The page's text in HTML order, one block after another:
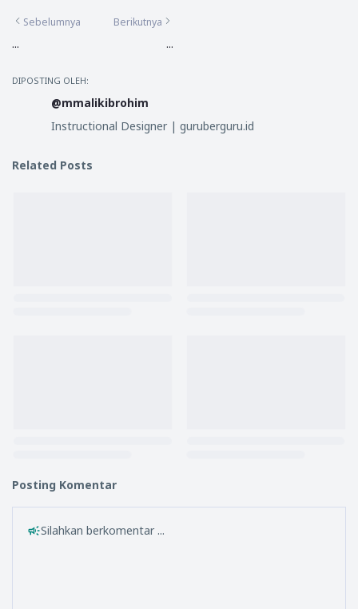
Sebelumnya
...
Berikutnya
...
DIPOSTING OLEH:
@mmalikibrohim
Instructional Designer | guruberguru.id
Related Posts
Posting Komentar
Silahkan berkomentar ...